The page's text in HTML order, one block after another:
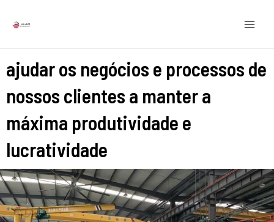
para
ajudar os negócios e processos de
nossos clientes a manter a
máxima produtividade e
lucratividade